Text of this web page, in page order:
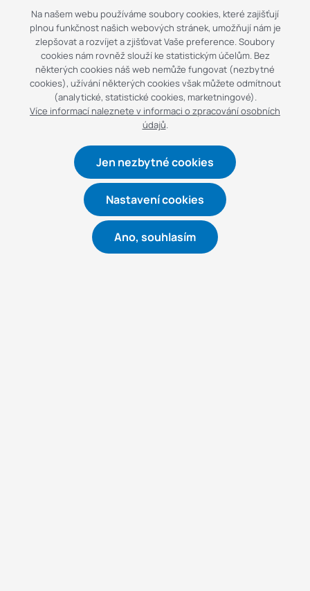
Možnost přidání speciálních funkcí, jako je například
4. osa, výkonnější vřeteno nebo přídavné nástrojové
vybavení.
Bezpečnost a ergonomie
Moderní krytování a snadný přístup pro obsluhu
Dostupné modely RLX 1630, RLX 355, RLX 425, RLX 555
v různých variantách točných délek
Na našem webu používáme soubory cookies, které zajišťují
plnou funkčnost našich webových stránek, umožňují nám je
zlepšovat a rozvíjet a zjišťovat Vaše preference. Soubory
cookies nám rovněž slouží ke statistickým účelům. Bez
některých cookies náš web nemůže fungovat (nezbytné
cookies), užívání některých cookies však můžete odmítnout
(analytické, statistické cookies, marketningové).
Více informací naleznete v informaci o zpracování osobních
údajů.
Jen nezbytné cookies
Nastavení cookies
Ano, souhlasím